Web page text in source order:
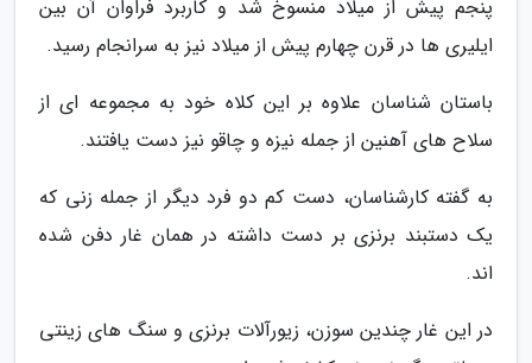
پنجم پیش از میلاد منسوخ شد و کاربرد فراوان آن بین
ایلیری ها در قرن چهارم پیش از میلاد نیز به سرانجام رسید.
باستان شناسان علاوه بر این کلاه خود به مجموعه ای از
سلاح های آهنین از جمله نیزه و چاقو نیز دست یافتند.
به گفته کارشناسان، دست کم دو فرد دیگر از جمله زنی که
یک دستبند برنزی بر دست داشته در همان غار دفن شده
اند.
در این غار چندین سوزن، زیورآلات برنزی و سنگ های زینتی